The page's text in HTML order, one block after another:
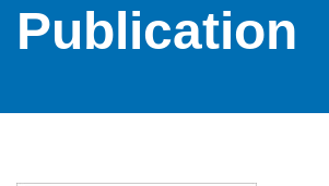
Publication